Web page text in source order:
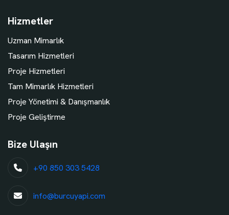
Hizmetler
Uzman Mimarlık
Tasarım Hizmetleri
Proje Hizmetleri
Tam Mimarlık Hizmetleri
Proje Yönetimi & Danışmanlık
Proje Geliştirme
Bize Ulaşın
+90 850 303 5428
info@burcuyapi.com